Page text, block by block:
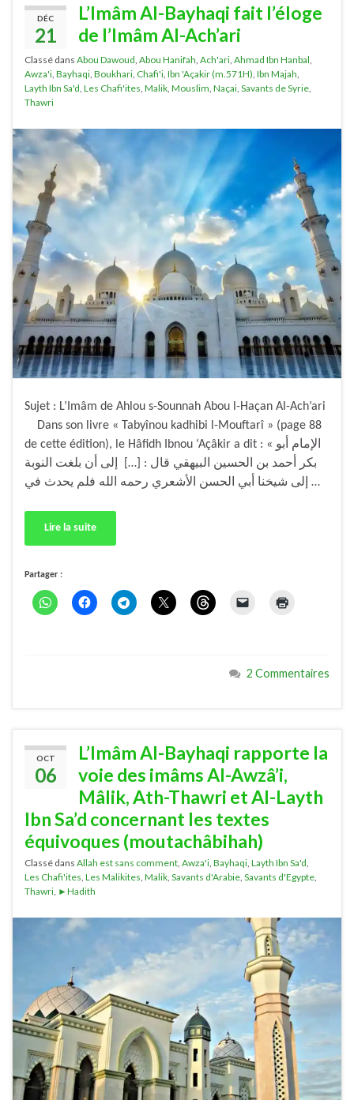
DÉC
21
L’Imâm Al-Bayhaqi fait l’éloge
de l’Imâm Al-Ach’ari
Classé dans Abou Dawoud Abou Hanifah Ach'ari Ahmad Ibn Hanbal
Awza'i Bayhaqi Boukhari Chafi'i Ibn 'Açakir (m.571H) Ibn Majah
Layth Ibn Sa'd Les Chafi'ites Malik Mouslim Naçai Savants de Syrie
Thawri
Sujet : L’Imâm de Ahlou s-Sounnah Abou l-Haçan Al-Ach’ari
Dans son livre « Tabyînou kadhibi l-Mouftarî » (page 88
de cette édition), le Hâfidh Ibnou ‘Açâkir a dit : « الإمام أبو
بكر أحمد بن الحسين البيهقي قال : […] إلى أن بلغت النوبة
إلى شيخنا أبي الحسن الأشعري رحمه الله فلم يحدث في …
Lire la suite
Partager :
2 Commentaires
OCT
06
L’Imâm Al-Bayhaqi rapporte la
voie des imâms Al-Awzâ’i,
Mâlik, Ath-Thawri et Al-Layth
Ibn Sa’d concernant les textes
équivoques (moutachâbihah)
Classé dans Allah est sans comment, Awza'i, Bayhaqi, Layth Ibn Sa'd,
Les Chafi'ites, Les Malikites, Malik, Savants d'Arabie, Savants d'Egypte,
Thawri, ►Hadith